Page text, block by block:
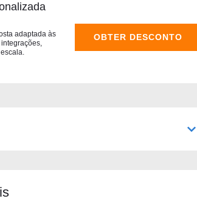
adaptada às
OBTER DESCONTO